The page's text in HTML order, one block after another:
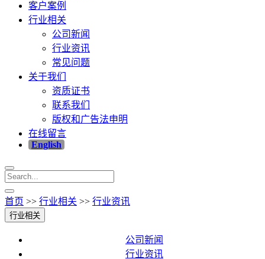
客户案例
行业相关
公司新闻
行业资讯
常见问题
关于我们
资质证书
联系我们
版权和广告法申明
在线留言
English
首页 >> 行业相关 >> 行业资讯
行业相关
公司新闻
行业资讯